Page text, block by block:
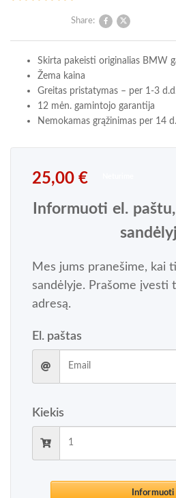
Share:
Įvertinimas:
įvertinimų:
Skirta pakeisti originalias BMW
Žema kaina
Greitas pristatymas – per 1-3
12 mėn. gamintojo garantija
Nemokamas grąžinimas per 14
25,00 €
Informuoti el.
Mes jums pranešime, kai
sandėlyje. Prašome įvesti
adresą.
El. paštas
Kiekis
Informuoti